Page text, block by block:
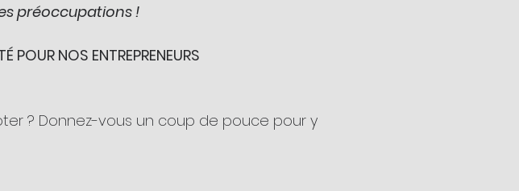
préoccupations !
POUR NOS ENTREPRENEURS
? Donnez-vous un coup de pouce pour y